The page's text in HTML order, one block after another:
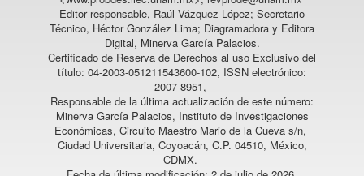
Editor responsable, Raúl Vázquez López; Secretario
Técnico, Héctor González Lima; Diagramadora y Editora
Digital, Minerva García Palacios.
Certificado de Reserva de Derechos al uso Exclusivo del
título: 04-2003-051211543600-102, ISSN electrónico:
2007-8951,
Responsable de la última actualización de este número:
Minerva García Palacios, Instituto de Investigaciones
Económicas, Circuito Maestro Mario de la Cueva s/n,
Ciudad Universitaria, Coyoacán, C.P. 04510, México,
CDMX.